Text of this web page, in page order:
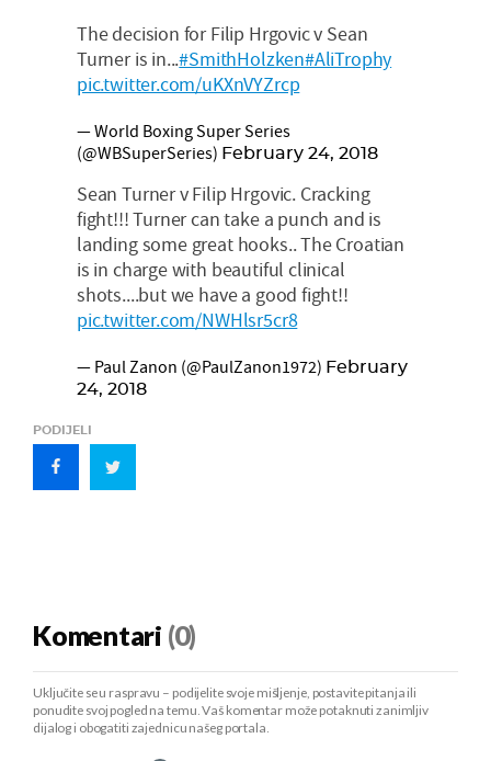
The decision for Filip Hrgovic v Sean
Turner is in...#SmithHolzken#AliTrophy
pic.twitter.com/uKXnVYZrcp
— World Boxing Super Series
(@WBSuperSeries) February 24, 2018
Sean Turner v Filip Hrgovic. Cracking
fight!!! Turner can take a punch and is
landing some great hooks.. The Croatian
is in charge with beautiful clinical
shots....but we have a good fight!!
pic.twitter.com/NWHlsr5cr8
— Paul Zanon (@PaulZanon1972) February
24, 2018
PODIJELI
Komentari (0)
Uključite se u raspravu – podijelite svoje mišljenje, postavite pitanja ili
ponudite svoj pogled na temu. Vaš komentar može potaknuti zanimljiv
dijalog i obogatiti zajednicu našeg portala.